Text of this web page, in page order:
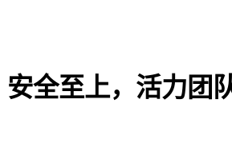
安全至上，活力团